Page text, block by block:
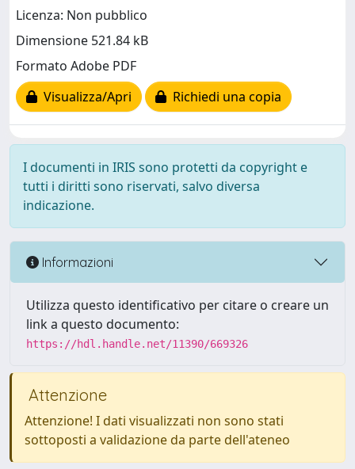
Licenza: Non pubblico
Dimensione 521.84 kB
Formato Adobe PDF
Visualizza/Apri
Richiedi una copia
I documenti in IRIS sono protetti da copyright e
tutti i diritti sono riservati, salvo diversa
indicazione.
Informazioni
Utilizza questo identificativo per citare o creare un
link a questo documento:
https://hdl.handle.net/11390/669326
Attenzione
Attenzione! I dati visualizzati non sono stati
sottoposti a validazione da parte dell'ateneo